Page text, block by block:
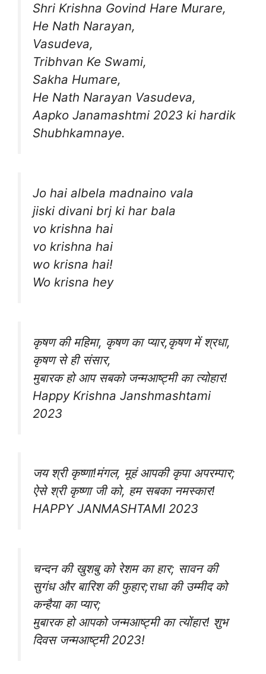
Shri Krishna Govind Hare Murare,
He Nath Narayan,
Vasudeva,
Tribhvan Ke Swami,
Sakha Humare,
He Nath Narayan Vasudeva,
Aapko Janamashtmi 2023 ki hardik
Shubhkamnaye.
Jo hai albela madnaino vala
jiski divani brj ki har bala
vo krishna hai
vo krishna hai
wo krisna hai!
Wo krisna hey
कृषण की महिमा, कृषण का प्यार,कृषण में श्रधा,
कृषण से ही संसार,
मुबारक हो आप सबको जन्मआष्ट्मी का त्योहार!
Happy Krishna Janshmashtami
2023
जय श्री कृष्णा!मंगल, मूहं आपकी कृपा अपरम्पार;
ऐसे श्री कृष्णा जी को, हम सबका नमस्कार!
HAPPY JANMASHTAMI 2023
चन्दन की खुशबु को रेशम का हार; सावन की
सुगंध और बारिश की फुहार;राधा की उम्मीद को
कन्हैया का प्यार;
मुबारक हो आपको जन्मआष्ट्मी का त्योंहार! शुभ
दिवस जन्मआष्ट्मी 2023!